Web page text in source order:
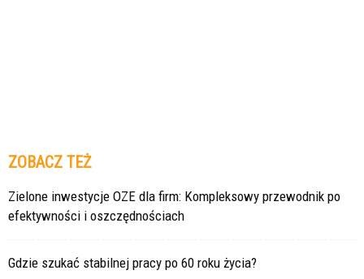
ZOBACZ TEŻ
Zielone inwestycje OZE dla firm: Kompleksowy przewodnik po
efektywności i oszczędnościach
Gdzie szukać stabilnej pracy po 60 roku życia?